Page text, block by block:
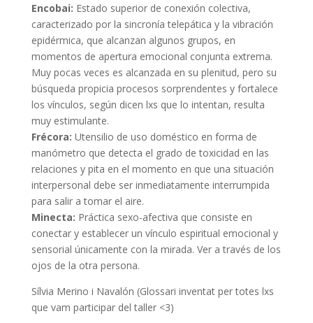
Encobai: Estado superior de conexión colectiva,
caracterizado por la sincronía telepática y la vibración
epidérmica, que alcanzan algunos grupos, en
momentos de apertura emocional conjunta extrema.
Muy pocas veces es alcanzada en su plenitud, pero su
búsqueda propicia procesos sorprendentes y fortalece
los vínculos, según dicen lxs que lo intentan, resulta
muy estimulante.
Frécora: Utensilio de uso doméstico en forma de
manómetro que detecta el grado de toxicidad en las
relaciones y pita en el momento en que una situación
interpersonal debe ser inmediatamente interrumpida
para salir a tomar el aire.
Minecta: Práctica sexo-afectiva que consiste en
conectar y establecer un vínculo espiritual emocional y
sensorial únicamente con la mirada. Ver a través de los
ojos de la otra persona.
Sílvia Merino i Navalón (Glossari inventat per totes lxs
que vam participar del taller <3)